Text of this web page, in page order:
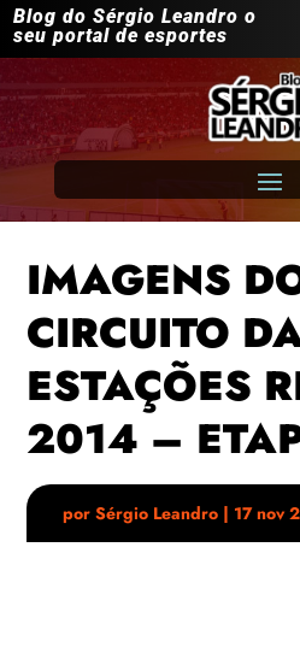
Blog do Sérgio Leandro o
seu portal de esportes
IMAGENS
CIRCUITO
ESTAÇÕES
2014 –
porSérgio Leandro | 17 nov